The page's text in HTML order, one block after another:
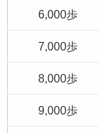
6,000歩
7,000歩
8,000歩
9,000歩